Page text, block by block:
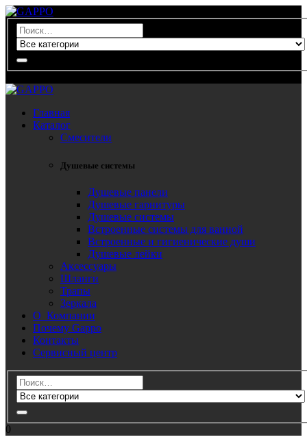
Главная
Каталог
Смесители
Душевые системы
Душевые панели
Душевые гарнитуры
Душевые системы
Встроенные системы для ванной
Встроенные и гигиенические души
Душевые лейки
Аксессуары
Шланги
Трапы
Зеркала
О Компании
Почему Gappo
Контакты
Сервисный центр
0